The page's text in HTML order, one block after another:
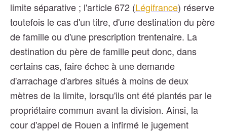
limite séparative ; l'article 672 (Légifrance) réserve
toutefois le cas d'un titre, d'une destination du père
de famille ou d'une prescription trentenaire. La
destination du père de famille peut donc, dans
certains cas, faire échec à une demande
d'arrachage d'arbres situés à moins de deux
mètres de la limite, lorsqu'ils ont été plantés par le
propriétaire commun avant la division. Ainsi, la
cour d'appel de Rouen a infirmé le jugement